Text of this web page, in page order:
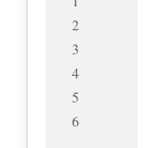
2
3
4
5
6